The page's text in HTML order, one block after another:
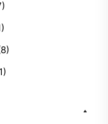
)
)
)
8)
1)
(